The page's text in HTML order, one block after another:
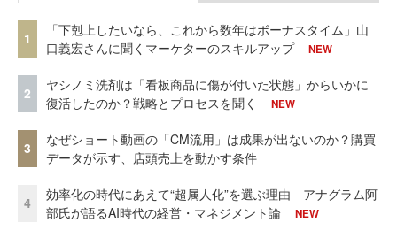
1
「下剋上したいなら、これから数年はボーナスタイム」山
口義宏さんに聞くマーケターのスキルアップ
NEW
2
ヤシノミ洗剤は「看板商品に傷が付いた状態」からいかに
復活したのか？戦略とプロセスを聞く
NEW
3
なぜショート動画の「CM流用」は成果が出ないのか？購買
データが示す、店頭売上を動かす条件
4
効率化の時代にあえて“超属人化”を選ぶ理由 アナグラム阿
部氏が語るAI時代の経営・マネジメント論
NEW